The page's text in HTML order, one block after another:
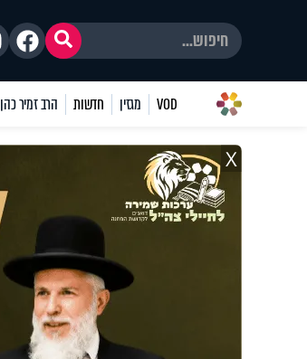
VOD מגזין חדשות הרב זמיר כהן
X